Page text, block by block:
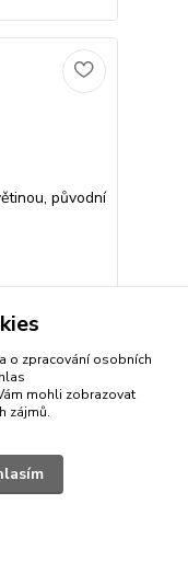
původní
o zpracování osobních
mohli zobrazovat
zájmů.